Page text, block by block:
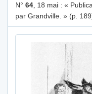
N° 64 , 18 mai : «
par Grandville. » (p.